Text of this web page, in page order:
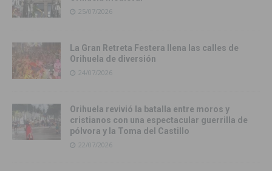
25/07/2026
La Gran Retreta Festera llena las calles de
Orihuela de diversión
24/07/2026
Orihuela revivió la batalla entre moros y
cristianos con una espectacular guerrilla de
pólvora y la Toma del Castillo
22/07/2026